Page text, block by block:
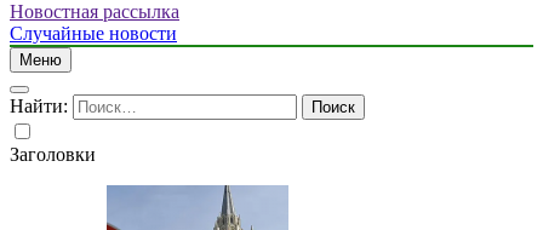
Новостная рассылка
Случайные новости
Меню
Найти:
Заголовки